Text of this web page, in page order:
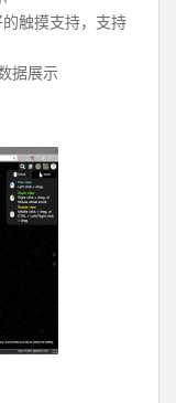
触摸支持，支持
据展示